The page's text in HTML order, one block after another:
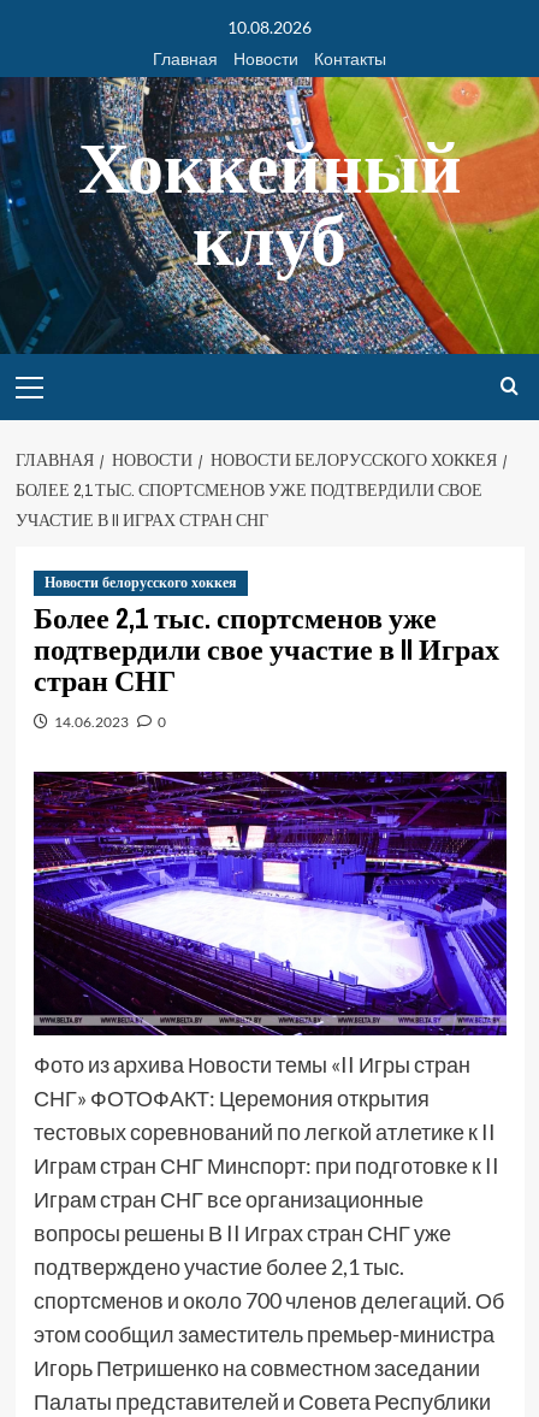
10.08.2026
Главная
Новости Контакты
Хоккейный
клуб
ГЛАВНАЯ НОВОСТИ
НОВОСТИ БЕЛОРУССКОГО ХОККЕЯ
БОЛЕЕ 2,1 ТЫС. СПОРТСМЕНОВ УЖЕ ПОДТВЕРДИЛИ СВОЕ
УЧАСТИЕ В II ИГРАХ СТРАН СНГ
Новости белорусского хоккея
Более 2,1 тыс. спортсменов уже
подтвердили свое участие в II Играх
стран СНГ
14.06.2023 0
Фото из архива Новости темы «II Игры стран
СНГ» ФОТОФАКТ: Церемония открытия
тестовых соревнований по легкой атлетике к II
Играм стран СНГ Минспорт: при подготовке к II
Играм стран СНГ все организационные
вопросы решены В II Играх стран СНГ уже
подтверждено участие более 2,1 тыс.
спортсменов и около 700 членов делегаций. Об
этом сообщил заместитель премьер-министра
Игорь Петришенко на совместном заседании
Палаты представителей и Совета Республики